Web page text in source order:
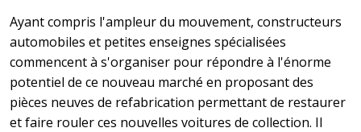
Ayant compris l'ampleur du mouvement, constructeurs
automobiles et petites enseignes spécialisées
commencent à s'organiser pour répondre à l'énorme
potentiel de ce nouveau marché en proposant des
pièces neuves de refabrication permettant de restaurer
et faire rouler ces nouvelles voitures de collection. Il